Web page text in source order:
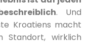
. Und
Kroatiens macht
Standort, wirklich